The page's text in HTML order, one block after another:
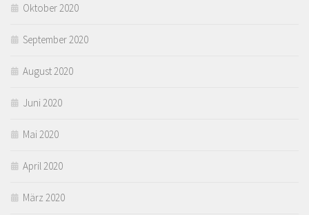
Oktober 2020
September 2020
August 2020
Juni 2020
Mai 2020
April 2020
März 2020